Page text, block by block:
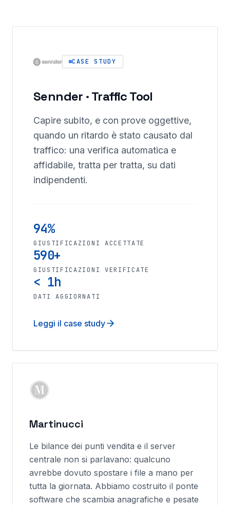
CASE STUDY
Sennder · Traffic Tool
Capire subito, e con prove oggettive,
quando un ritardo è stato causato dal
traffico: una verifica automatica e
affidabile, tratta per tratta, su dati
indipendenti.
94%
GIUSTIFICAZIONI ACCETTATE
590+
GIUSTIFICAZIONI VERIFICATE
< 1h
DATI AGGIORNATI
Leggi il case study
Martinucci
Le bilance dei punti vendita e il server
centrale non si parlavano: qualcuno
avrebbe dovuto spostare i file a mano per
tutta la giornata. Abbiamo costruito il ponte
software che scambia anagrafiche e pesate